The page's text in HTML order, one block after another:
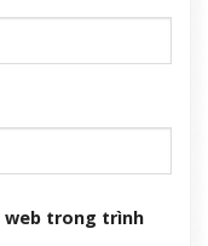
web trong trình